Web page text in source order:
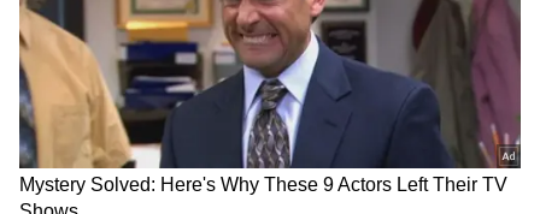
మళ్లీ ఒక సారి ఆలోచించండి..పార్లమెంట్ భవన
ప్రారంభోత్సవంలో పాల్గొనండి: ప్రతిపక్షాలకు నిర్మలా
సీతారామన్ విజ్ఞప్తి